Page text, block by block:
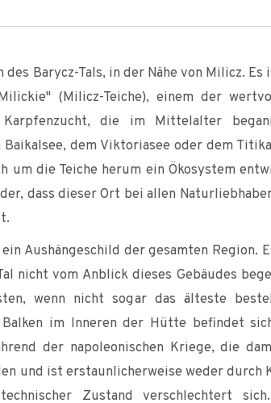
Barycz-Tals, in der Nähe von Milicz. Es
(Milicz-Teiche), einem der
die im Mittelalter
dem Viktoriasee oder dem
die Teiche herum ein Ökosystem
dass dieser Ort bei allen
Aushängeschild der gesamten Region.
nicht vom Anblick dieses Gebäudes
wenn nicht sogar das älteste
im Inneren der Hütte befindet
der napoleonischen Kriege, die
und ist erstaunlicherweise weder durch
Zustand verschlechtert